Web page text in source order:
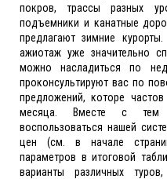
покров, трассы разных
подъемники и канатные
предлагают зимние
ажиотаж уже значительно
можно насладиться по
проконсультируют вас по
предложений, которе
месяца. Вместе с тем
воспользоваться нашей
цен (см. в начале
параметров в итоговой
варианты различных